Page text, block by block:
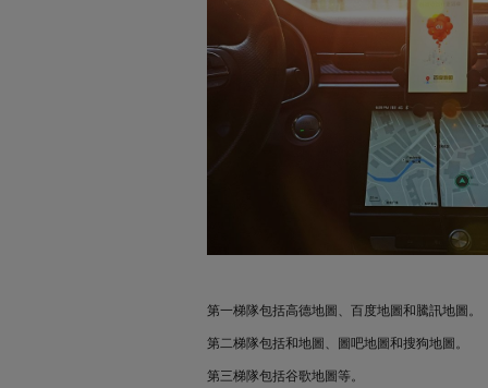
第一梯隊包括高德地圖、百度地圖和騰訊地圖。
第二梯隊包括和地圖、圖吧地圖和搜狗地圖。
第三梯隊包括谷歌地圖等。